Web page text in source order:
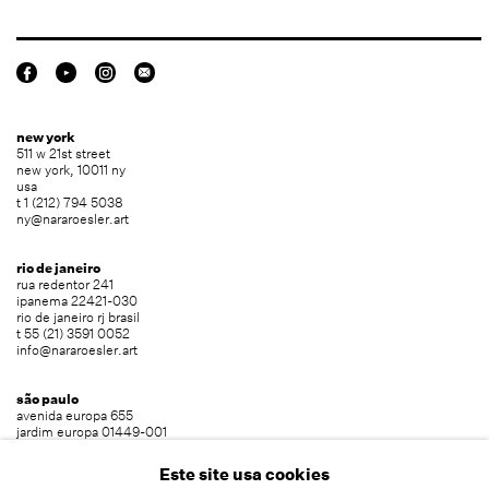
new york
511 w 21st street
new york, 10011 ny
usa
t 1 (212) 794 5038
ny@nararoesler.art
rio de janeiro
rua redentor 241
ipanema 22421-030
rio de janeiro rj brasil
t 55 (21) 3591 0052
info@nararoesler.art
são paulo
avenida europa 655
jardim europa 01449-001
Este site usa cookies